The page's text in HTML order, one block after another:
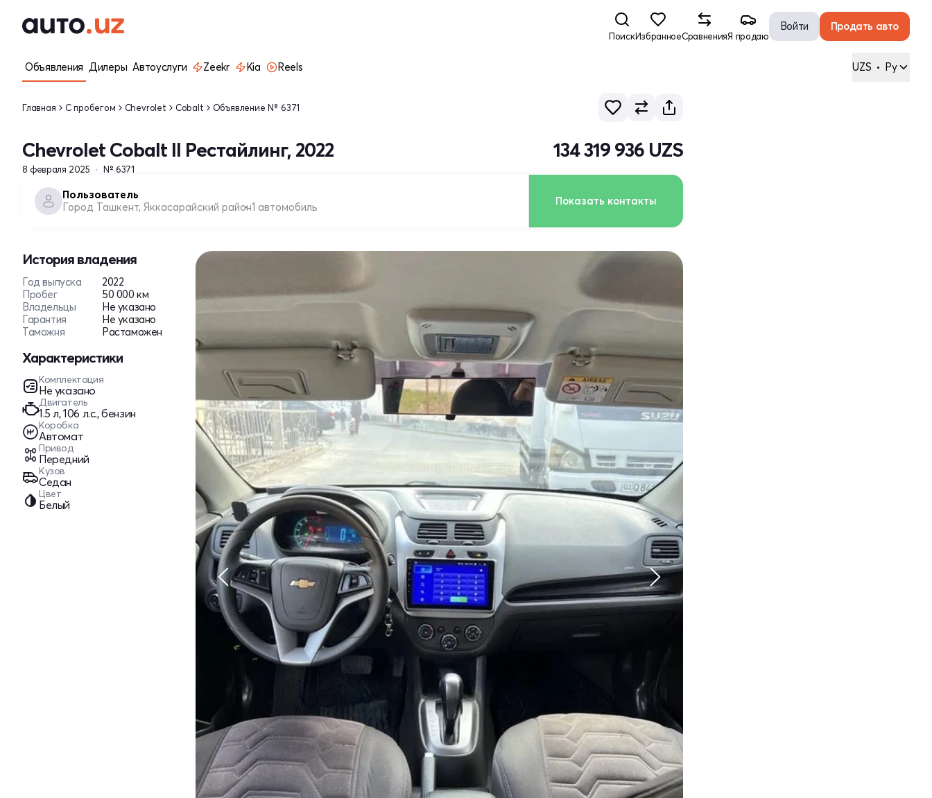
ПоискИзбранноеСравненияЯ продаю
Войти Продать авто
Объявления Дилеры Автоуслуги Zeekr Kia Reels UZS • Ру
Главная С пробегом Chevrolet Cobalt Объявление № 6371
Chevrolet Cobalt II Рестайлинг, 2022
8 февраля 2025 № 6371
134 319 936 UZS
Пользователь
Город Ташкент, Яккасарайский район1 автомобиль Показать контакты
История владения
Год выпуска
2022
Пробег
50 000 км
Владельцы
Не указано
Гарантия
Не указано
Таможня
Растаможен
Характеристики
Комплектация
Не указано
Двигатель
1.5 л, 106 л.с., бензин
Коробка
Автомат
Привод
Передний
Кузов
Седан
Цвет
Белый